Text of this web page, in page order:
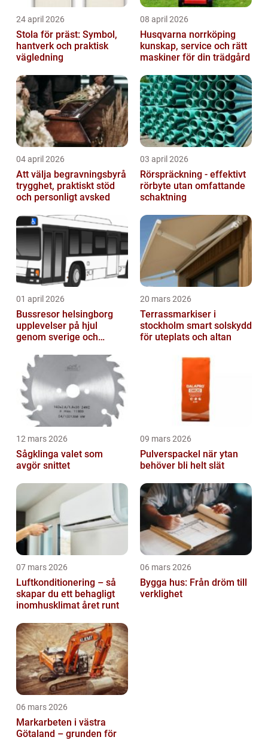
24 april 2026
Stola för präst: Symbol,
hantverk och praktisk
vägledning
08 april 2026
Husqvarna norrköping
kunskap, service och rätt
maskiner för din trädgård
04 april 2026
Att välja begravningsbyrå
trygghet, praktiskt stöd
och personligt avsked
03 april 2026
Rörspräckning - effektivt
rörbyte utan omfattande
schaktning
01 april 2026
Bussresor helsingborg
upplevelser på hjul
genom sverige och
20 mars 2026
Terrassmarkiser i
stockholm smart solskydd
för uteplats och altan
12 mars 2026
Sågklinga valet som
avgör snittet
09 mars 2026
Pulverspackel när ytan
behöver bli helt slät
07 mars 2026
Luftkonditionering – så
skapar du ett behagligt
inomhusklimat året runt
06 mars 2026
Bygga hus: Från dröm till
verklighet
06 mars 2026
Markarbeten i västra
Götaland – grunden för